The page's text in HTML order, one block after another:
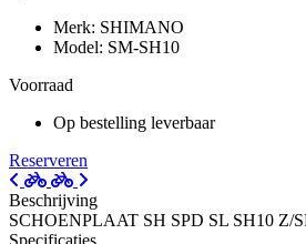
Merk: SHIMANO
Model: SM-SH10
Voorraad
Op bestelling leverbaar
Reserveren
Beschrijving
SCHOENPLAAT SH SPD SL SH10 Z/
Specificaties